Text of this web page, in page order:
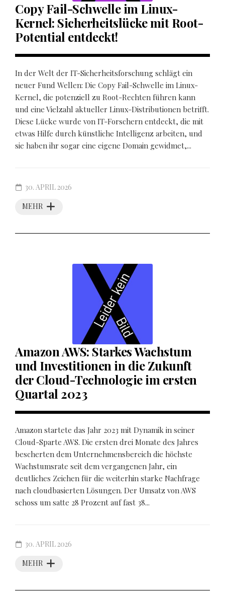
Copy Fail-Schwelle im Linux-
Kernel: Sicherheitslücke mit Root-
Potential entdeckt!
In der Welt der IT-Sicherheitsforschung schlägt ein
neuer Fund Wellen: Die Copy Fail-Schwelle im Linux-
Kernel, die potenziell zu Root-Rechten führen kann
und eine Vielzahl aktueller Linux-Distributionen betrifft.
Diese Lücke wurde von IT-Forschern entdeckt, die mit
etwas Hilfe durch künstliche Intelligenz arbeiten, und
sie haben ihr sogar eine eigene Domain gewidmet,...
MEHR
30. APRIL 2026
Amazon AWS: Starkes Wachstum
und Investitionen in die Zukunft
der Cloud-Technologie im ersten
Quartal 2023
Amazon startete das Jahr 2023 mit Dynamik in seiner
Cloud-Sparte AWS. Die ersten drei Monate des Jahres
bescherten dem Unternehmensbereich die höchste
Wachstumsrate seit dem vergangenen Jahr, ein
deutliches Zeichen für die weiterhin starke Nachfrage
nach cloudbasierten Lösungen. Der Umsatz von AWS
schoss um satte 28 Prozent auf fast 38...
MEHR
30. APRIL 2026